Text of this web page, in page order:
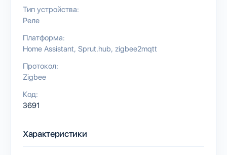
Тип устройства:
Реле
Платформа:
Home Assistant Sprut.hub zigbee2mqtt
Протокол:
Zigbee
Код:
3691
Характеристики